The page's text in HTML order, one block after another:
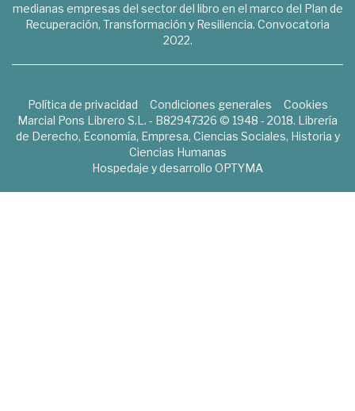
medianas empresas del sector del libro en el marco del Plan de
Recuperación, Transformación y Resiliencia. Convocatoria
2022.
Política de privacidad Condiciones generales
Cookies
Marcial Pons Librero S.L. - B82947326 © 1948 - 2018. Librería
de Derecho, Economía, Empresa, Ciencias Sociales, Historia y
Ciencias Humanas
Hospedaje y desarrollo OPTYMA